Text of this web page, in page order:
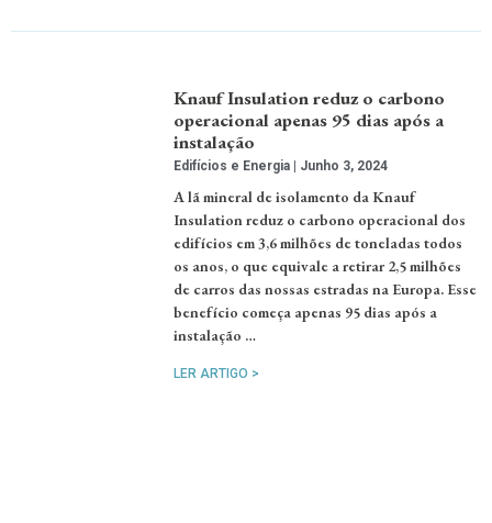
Knauf Insulation reduz o carbono
operacional apenas 95 dias após a
instalação
Edifícios e Energia Junho 3, 2024
A lã mineral de isolamento da Knauf
Insulation reduz o carbono operacional dos
edifícios em 3,6 milhões de toneladas todos
os anos, o que equivale a retirar 2,5 milhões
de carros das nossas estradas na Europa. Esse
benefício começa apenas 95 dias após a
instalação …
LER ARTIGO >